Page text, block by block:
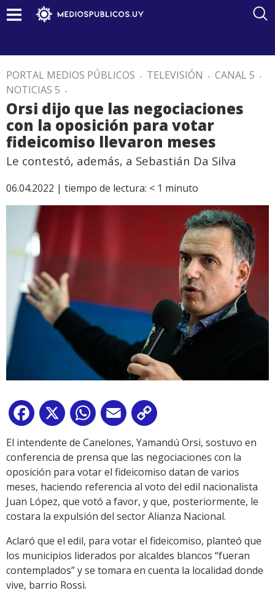
PORTAL MEDIOS PÚBLICOS . TELEVISIÓN . CANAL 5 .
NOTICIAS 5 .
Orsi dijo que las negociaciones
con la oposición para votar
fideicomiso llevaron meses
Le contestó, además, a Sebastián Da Silva
06.04.2022 | tiempo de lectura: < 1 minuto
Facebook
X WhatsApp
Email
Link
El intendente de Canelones, Yamandú Orsi, sostuvo en
conferencia de prensa que las negociaciones con la
oposición para votar el fideicomiso datan de varios
meses, haciendo referencia al voto del edil nacionalista
Juan López, que votó a favor, y que, posteriormente, le
costara la expulsión del sector Alianza Nacional.
Aclaró que el edil, para votar el fideicomiso, planteó que
los municipios liderados por alcaldes blancos “fueran
contemplados” y se tomara en cuenta la localidad donde
vive, barrio Rossi.